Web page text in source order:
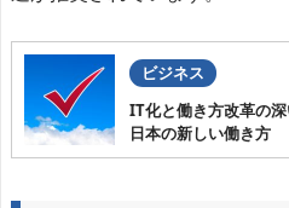
ビジネス
IT化と働き方改革の
日本の新しい働き方